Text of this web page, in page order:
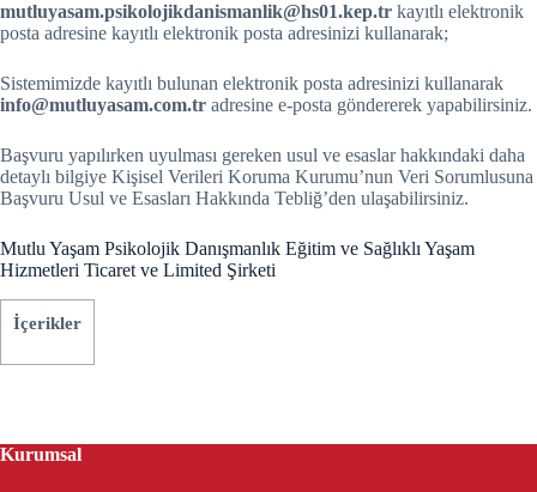
mutluyasam.psikolojikdanismanlik@hs01.kep.tr kayıtlı elektronik
posta adresine kayıtlı elektronik posta adresinizi kullanarak;
Sistemimizde kayıtlı bulunan elektronik posta adresinizi kullanarak
info@mutluyasam.com.tr adresine e-posta göndererek yapabilirsiniz.
Başvuru yapılırken uyulması gereken usul ve esaslar hakkındaki daha
detaylı bilgiye Kişisel Verileri Koruma Kurumu’nun Veri Sorumlusuna
Başvuru Usul ve Esasları Hakkında Tebliğ’den ulaşabilirsiniz.
Mutlu Yaşam Psikolojik Danışmanlık Eğitim ve Sağlıklı Yaşam
Hizmetleri Ticaret ve Limited Şirketi
İçerikler
Kurumsal